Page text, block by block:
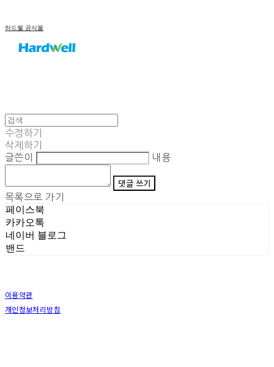
하드웰 공식몰
수정하기
삭제하기
글쓴이
내용
댓글 쓰기
목록으로 가기
페이스북
카카오톡
네이버 블로그
밴드
이용약관
개인정보처리방침